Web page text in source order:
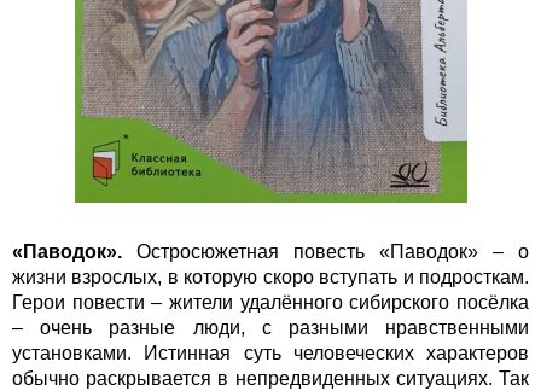
«Паводок». Остросюжетная повесть «Паводок» – о
жизни взрослых, в которую скоро вступать и подросткам.
Герои повести – жители удалённого сибирского посёлка
– очень разные люди, с разными нравственными
установками. Истинная суть человеческих характеров
обычно раскрывается в непредвиденных ситуациях. Так